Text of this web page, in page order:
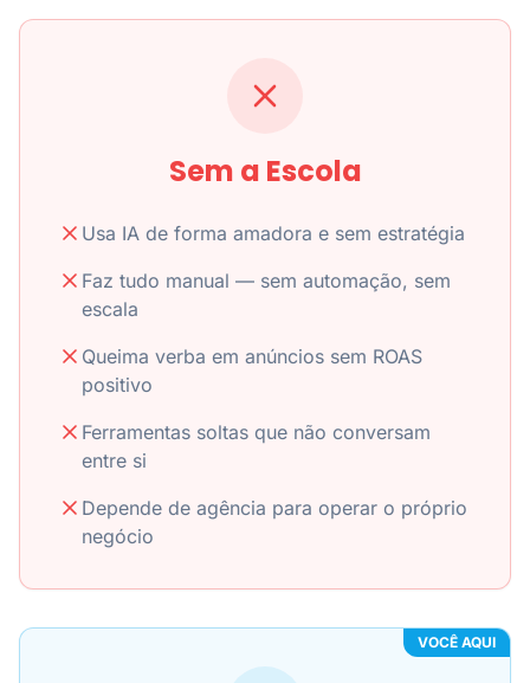
Sem a Escola
Usa IA de forma amadora e sem estratégia
Faz tudo manual — sem automação, sem
escala
Queima verba em anúncios sem ROAS
positivo
Ferramentas soltas que não conversam
entre si
Depende de agência para operar o próprio
negócio
VOCÊ AQUI